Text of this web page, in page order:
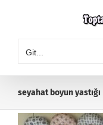
Git...
seyahat boyun yastığı